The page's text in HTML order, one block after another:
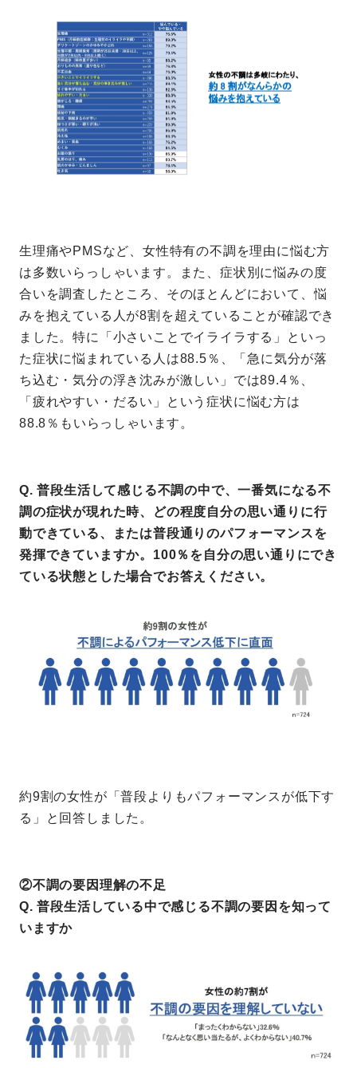
生理痛やPMSなど、女性特有の不調を理由に悩む方
は多数いらっしゃいます。また、症状別に悩みの度
合いを調査したところ、そのほとんどにおいて、悩
みを抱えている人が8割を超えていることが確認でき
ました。特に「小さいことでイライラする」といっ
た症状に悩まれている人は88.5％、「急に気分が落
ち込む・気分の浮き沈みが激しい」では89.4％、
「疲れやすい・だるい」という症状に悩む方は
88.8％もいらっしゃいます。
Q. 普段生活して感じる不調の中で、一番気になる不
調の症状が現れた時、どの程度自分の思い通りに行
動できている、または普段通りのパフォーマンスを
発揮できていますか。100％を自分の思い通りにでき
ている状態とした場合でお答えください。
約9割の女性が「普段よりもパフォーマンスが低下す
る」と回答しました。
②不調の要因理解の不足
Q. 普段生活している中で感じる不調の要因を知って
いますか